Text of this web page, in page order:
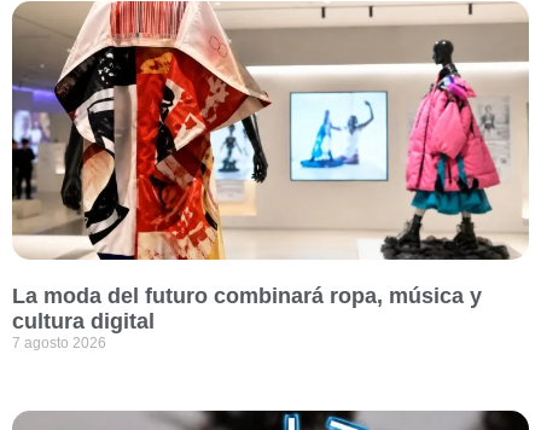
La moda del futuro combinará ropa, música y
cultura digital
7 agosto 2026